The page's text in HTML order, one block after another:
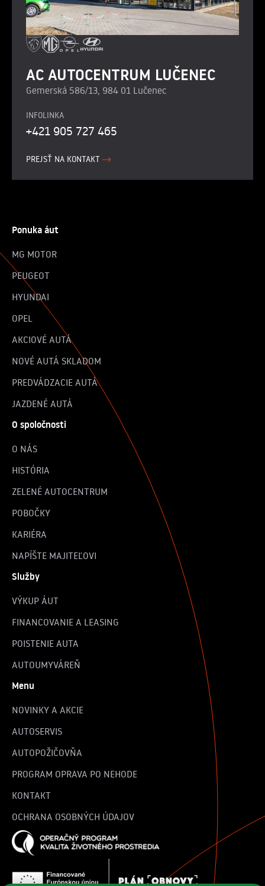
AC AUTOCENTRUM LUČENEC
Gemerská 586/13, 984 01 Lučenec
INFOLINKA
+421 905 727 465
PREJSŤ NA KONTAKT
Ponuka áut
MG MOTOR
PEUGEOT
HYUNDAI
OPEL
AKCIOVÉ AUTÁ
NOVÉ AUTÁ SKLADOM
PREDVÁDZACIE AUTÁ
JAZDENÉ AUTÁ
O spoločnosti
O NÁS
HISTÓRIA
ZELENÉ AUTOCENTRUM
POBOČKY
KARIÉRA
NAPÍŠTE MAJITEĽOVI
Služby
VÝKUP ÁUT
FINANCOVANIE A LEASING
POISTENIE AUTA
AUTOUMYVÁREŇ
Menu
NOVINKY A AKCIE
AUTOSERVIS
AUTOPOŽIČOVŇA
PROGRAM OPRAVA PO NEHODE
KONTAKT
OCHRANA OSOBNÝCH ÚDAJOV